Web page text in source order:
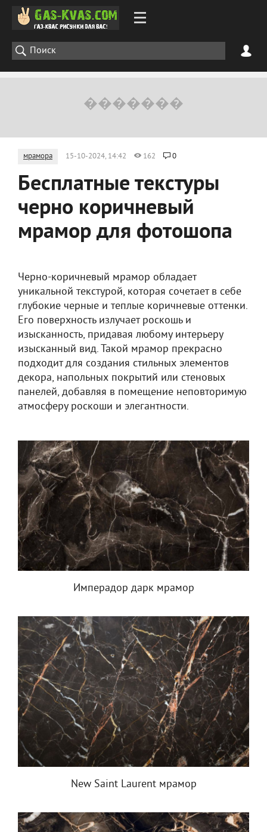
мрамора 15-10-2024, 14:42 162 0
Бесплатные текстуры
черно коричневый
мрамор для фотошопа
Черно-коричневый мрамор обладает
уникальной текстурой, которая сочетает в себе
глубокие черные и теплые коричневые оттенки.
Его поверхность излучает роскошь и
изысканность, придавая любому интерьеру
изысканный вид. Такой мрамор прекрасно
подходит для создания стильных элементов
декора, напольных покрытий или стеновых
панелей, добавляя в помещение неповторимую
атмосферу роскоши и элегантности.
Имперадор дарк мрамор
New Saint Laurent мрамор